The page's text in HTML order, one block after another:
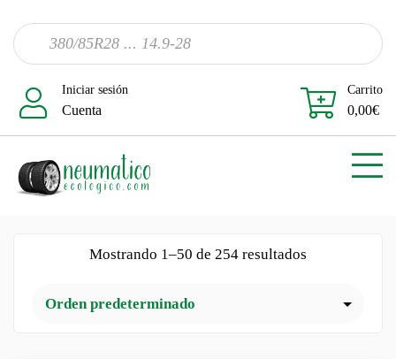
Iniciar sesión
Cuenta
Carrito
0,00€
Mostrando 1–50 de 254 resultados